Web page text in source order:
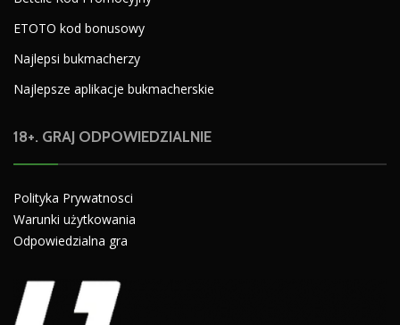
ETOTO kod bonusowy
Najlepsi bukmacherzy
Najlepsze aplikacje bukmacherskie
18+. GRAJ ODPOWIEDZIALNIE
Polityka Prywatnosci
Warunki użytkowania
Odpowiedzialna gra